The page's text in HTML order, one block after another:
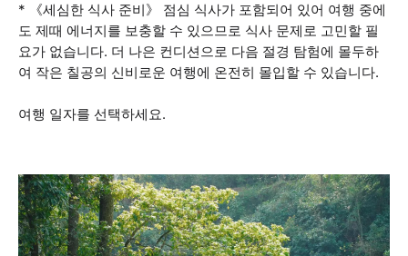
* 《세심한 식사 준비》 점심 식사가 포함되어 있어 여행 중에
도 제때 에너지를 보충할 수 있으므로 식사 문제로 고민할 필
요가 없습니다. 더 나은 컨디션으로 다음 절경 탐험에 몰두하
여 작은 칠공의 신비로운 여행에 온전히 몰입할 수 있습니다.
여행 일자를 선택하세요.